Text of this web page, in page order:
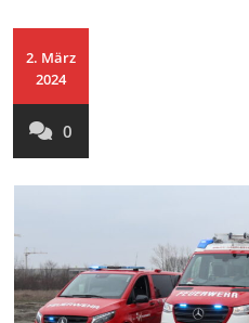
2. März
2024
0